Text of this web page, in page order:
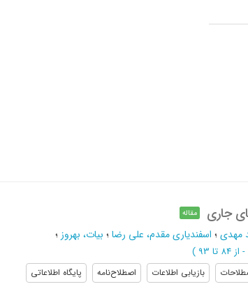
جاری مقاله
مهدی؛ اسفندیاری مقدم، علی رضا؛ بیات، بهروز ؛
از 84 تا 93 )
بازیابی اطلاعات اصطلاح‌نامه
پایگاه اطلاعاتی